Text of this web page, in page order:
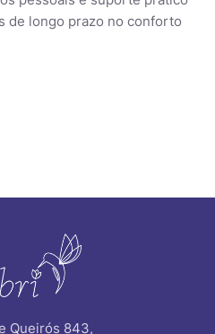
de longo prazo no conforto
Queirós 843,